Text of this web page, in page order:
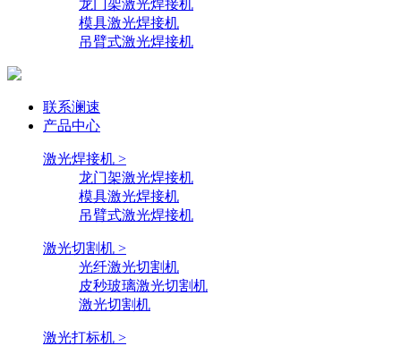
龙门架激光焊接机
模具激光焊接机
吊臂式激光焊接机
联系澜速
产品中心
激光焊接机 >
龙门架激光焊接机
模具激光焊接机
吊臂式激光焊接机
激光切割机 >
光纤激光切割机
皮秒玻璃激光切割机
激光切割机
激光打标机 >